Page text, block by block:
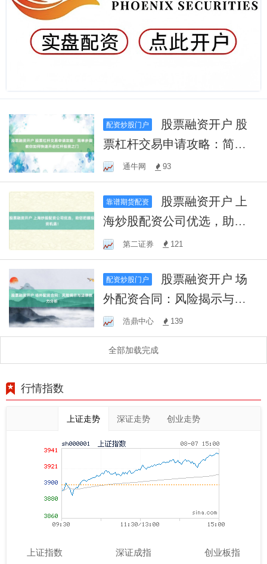
配资炒股门户
票杠杆交易申请攻略：简单
步骤教你如何快速开启杠杆
投资之门
通牛网 93
靠谱期货配资
海炒股配资公司优选，助您
把握投资机遇！
第二证券 121
配资炒股门户
外配资合同：风险揭示与法
律效力分析
浩鼎中心 139
全部加载完成
行情指数
上证走势 深证走势 创业走势
上证指数 深证成指 创业板指